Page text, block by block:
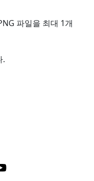
파일을 최대 1개
.